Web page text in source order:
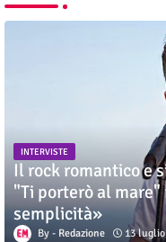
INTERVISTE
Il rock romantico e
"Ti porterò al mare"
semplicità»
Redazione 13 luglio